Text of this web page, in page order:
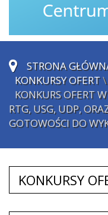
STRONA
KONKURSY OFERT\
KONKURS OFERT
RTG, USG, UDP,
GOTOWOŚCI DO
KONKURSY